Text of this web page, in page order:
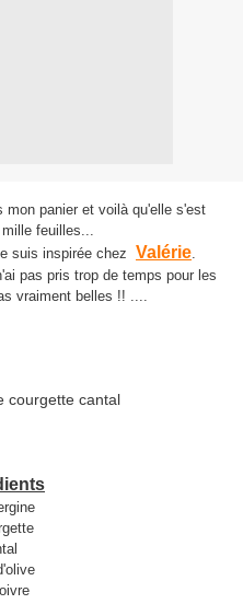
mon panier et voilà qu'elle s'est
feuilles...
suis inspirée chez Valérie.
pas pris trop de temps pour les
vraiment belles !! ....